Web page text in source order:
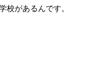
校があるんです。